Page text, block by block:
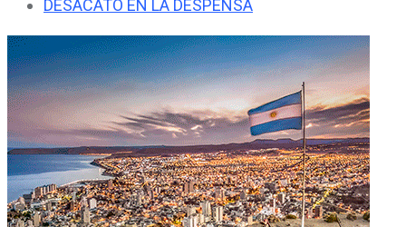
DESACATO EN LA DESPENSA